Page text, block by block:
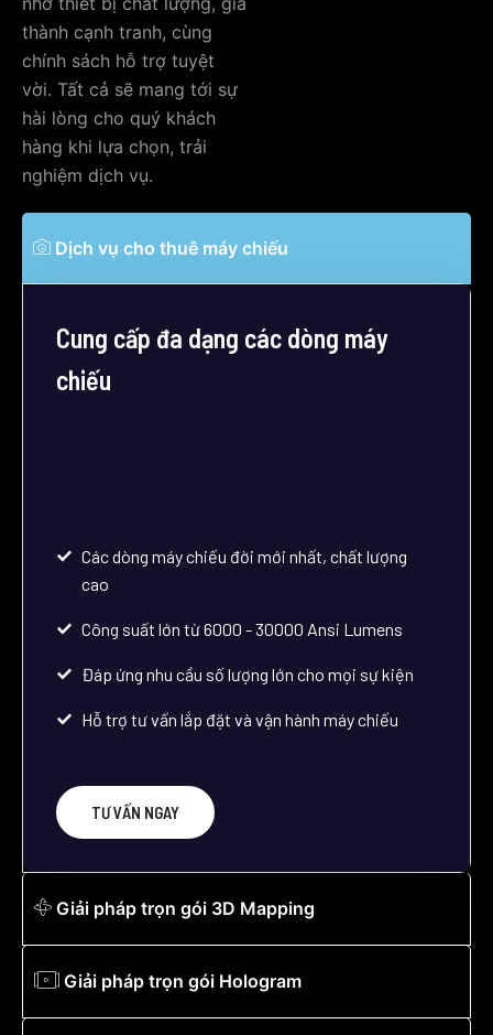
thành cạnh tranh, cùng
chính sách hỗ trợ tuyệt
vời. Tất cả sẽ mang tới sự
hài lòng cho quý khách
hàng khi lựa chọn, trải
nghiệm dịch vụ.
Dịch vụ cho thuê máy chiếu
Cung cấp đa dạng các dòng máy
chiếu
Các dòng máy chiếu đời mới nhất, chất lượng
cao
Công suất lớn từ 6000 - 30000 Ansi Lumens
Đáp ứng nhu cầu số lượng lớn cho mọi sự kiện
Hỗ trợ tư vấn lắp đặt và vận hành máy chiếu
TƯ VẤN NGAY
Giải pháp trọn gói 3D Mapping
Giải pháp trọn gói Hologram